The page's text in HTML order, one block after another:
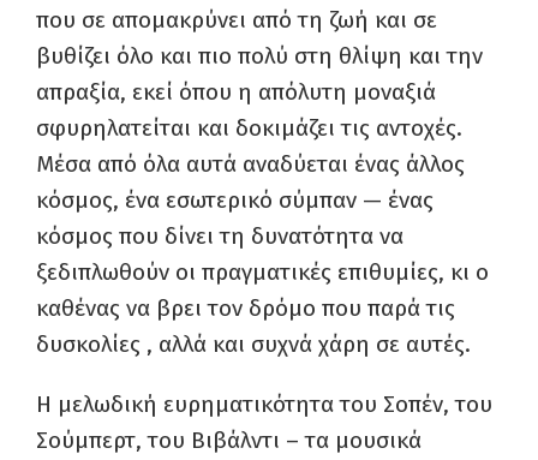
που σε απομακρύνει από τη ζωή και σε
βυθίζει όλο και πιο πολύ στη θλίψη και την
απραξία, εκεί όπου η απόλυτη μοναξιά
σφυρηλατείται και δοκιμάζει τις αντοχές.
Μέσα από όλα αυτά αναδύεται ένας άλλος
κόσμος, ένα εσωτερικό σύμπαν — ένας
κόσμος που δίνει τη δυνατότητα να
ξεδιπλωθούν οι πραγματικές επιθυμίες, κι ο
καθένας να βρει τον δρόμο που παρά τις
δυσκολίες , αλλά και συχνά χάρη σε αυτές.
Η μελωδική ευρηματικότητα του Σοπέν, του
Σούμπερτ, του Βιβάλντι – τα μουσικά